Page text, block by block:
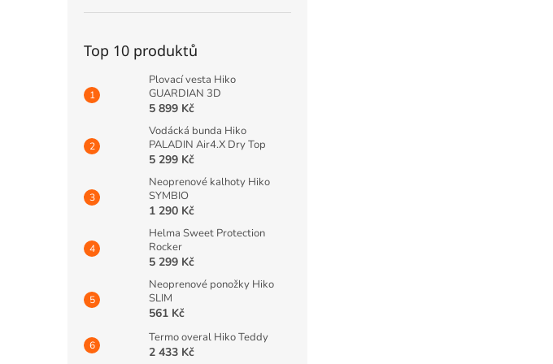
Top 10 produktů
Plovací vesta Hiko
GUARDIAN 3D
5 899 Kč
Vodácká bunda Hiko
PALADIN Air4.X Dry Top
5 299 Kč
Neoprenové kalhoty Hiko
SYMBIO
1 290 Kč
Helma Sweet Protection
Rocker
5 299 Kč
Neoprenové ponožky Hiko
SLIM
561 Kč
Termo overal Hiko Teddy
2 433 Kč